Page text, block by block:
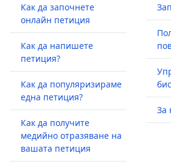
Как да започнете
онлайн петиция
Как да напишете
петиция?
Как да популяризираме
една петиция?
Как да получите
медийно отразяване на
вашата петиция
За